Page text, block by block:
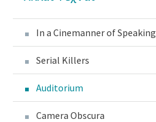
In a Cinemanner of Speaking
Serial Killers
Auditorium
Camera Obscura